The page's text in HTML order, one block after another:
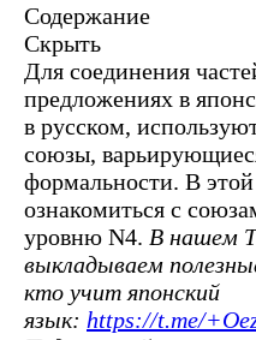
Содержание
Скрыть
Для соединения
предложениях в
в русском,
союзы,
формальности. В этой
ознакомиться с
уровню N4. В нашем
выкладываем
кто учит японский
язык: https://t.me/